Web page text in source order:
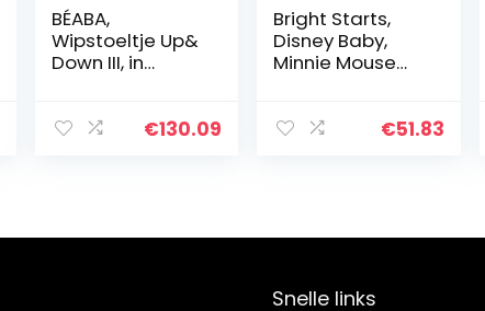
BÉABA,
Wipstoeltje Up&
Down III, in
voor baby‘s en
€130.09
Bright Starts,
Disney Baby,
Minnie Mouse
rustgevende
€51.83
Snelle links